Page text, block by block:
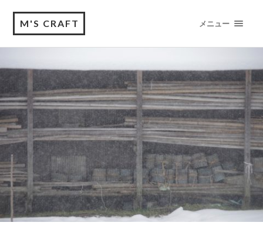
M'S CRAFT メニュー